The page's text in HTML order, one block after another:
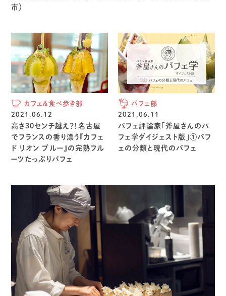
市）
カフェ＆食べ歩き部
2021.06.12
高さ30センチ越え？！名古屋
でフランスの香り漂う『カフェ
ド リオン ブルー』の完熟フル
ーツたっぷりパフェ
パフェ部
2021.06.11
パフェ評論家「斧屋さんのパ
フェ学ダイジェスト版」①パフ
ェの分類と現代のパフェ